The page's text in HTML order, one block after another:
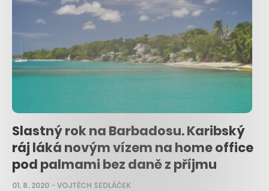
Slastný rok na Barbadosu. Karibský
ráj láká novým vízem na home office
pod palmami bez daně z příjmu
01. 8. 2020–VOJTĚCH SEDLÁČEK